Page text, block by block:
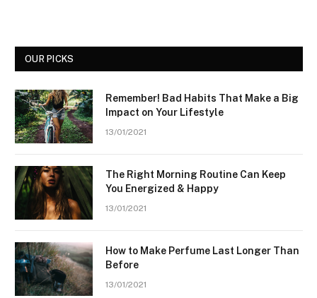
OUR PICKS
Remember! Bad Habits That Make a Big
Impact on Your Lifestyle
13/01/2021
The Right Morning Routine Can Keep
You Energized & Happy
13/01/2021
How to Make Perfume Last Longer Than
Before
13/01/2021